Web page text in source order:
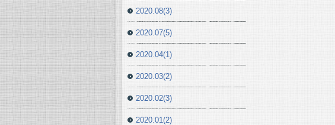
2020.08(3)
2020.07(5)
2020.04(1)
2020.03(2)
2020.02(3)
2020.01(2)